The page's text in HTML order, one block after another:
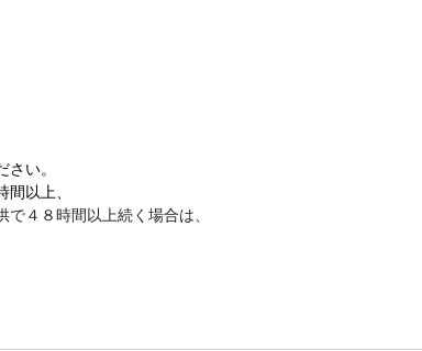
い。
以上、
４８時間以上続く場合は、